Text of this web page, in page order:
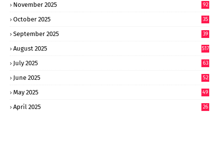
November 2025 92
October 2025 35
September 2025
39
August 2025 517
July 2025
63
June 2025
52
May 2025
49
April 2025 26